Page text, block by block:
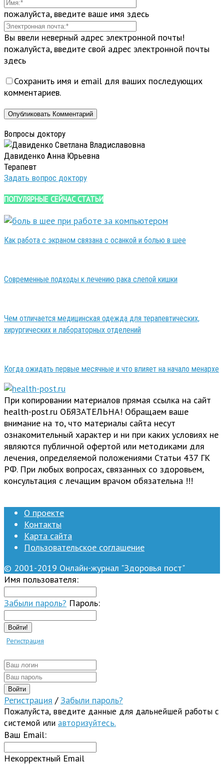
пожалуйста, введите ваше имя здесь
Вы ввели неверный адрес электронной почты!
пожалуйста, введите свой адрес электронной почты
здесь
Сохранить имя и email для ваших последующих
комментариев.
Вопросы доктору
Давиденко Анна Юрьевна
Терапевт
Задать вопрос доктору
ПОПУЛЯРНЫЕ СЕЙЧАС СТАТЬИ
Как работа с экраном связана с осанкой и болью в шее
Современные подходы к лечению рака слепой кишки
Чем отличается медицинская одежда для терапевтических,
хирургических и лабораторных отделений
Когда ожидать первые месячные и что влияет на начало менархе
При копировании материалов прямая ссылка на сайт
health-post.ru ОБЯЗАТЕЛЬНА! Обращаем ваше
внимание на то, что материалы сайта несут
ознакомительный характер и ни при каких условиях не
являются публичной офертой или методиками для
лечения, определяемой положениями Статьи 437 ГК
РФ. При любых вопросах, связанных со здоровьем,
консультация с лечащим врачом обязательна !!!
О проекте
Контакты
Карта сайта
Пользовательское соглашение
© 2001-2019 Онлайн-журнал "Здоровья пост"
Имя пользователя:
Забыли пароль? Пароль:
Войти!
Регистрация
Регистрация / Забыли пароль?
Пожалуйста, введите данные для дальнейшей работы с
системой или авторизуйтесь.
Ваш Email:
Некорректный Email